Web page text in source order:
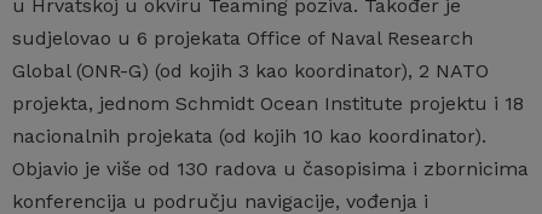
u Hrvatskoj u okviru Teaming poziva. Također je
sudjelovao u 6 projekata Office of Naval Research
Global (ONR-G) (od kojih 3 kao koordinator), 2 NATO
projekta, jednom Schmidt Ocean Institute projektu i 18
nacionalnih projekata (od kojih 10 kao koordinator).
Objavio je više od 130 radova u časopisima i zbornicima
konferencija u području navigacije, vođenja i